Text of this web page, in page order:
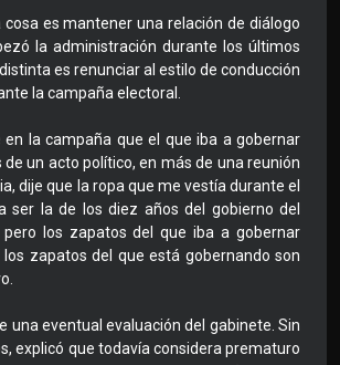
cosa es mantener una relación de diálogo
la administración durante los últimos
es renunciar al estilo de conducción
la campaña electoral.
en la campaña que el que iba a gobernar
de un acto político, en más de una reunión
dije que la ropa que me vestía durante el
ser la de los diez años del gobierno del
pero los zapatos del que iba a gobernar
zapatos del que está gobernando son
una eventual evaluación del gabinete. Sin
explicó que todavía considera prematuro